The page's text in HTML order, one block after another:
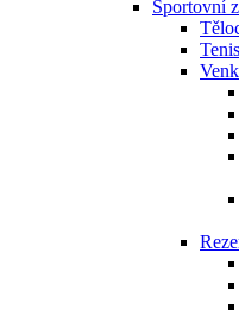
Sportovní